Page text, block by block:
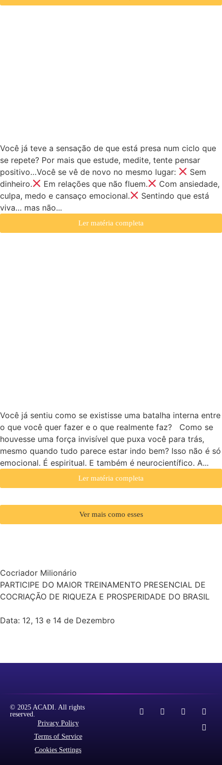
Você já teve a sensação de que está presa num ciclo que
se repete? Por mais que estude, medite, tente pensar
positivo…Você se vê de novo no mesmo lugar:
Sem
dinheiro.
Em relações que não fluem.
Com ansiedade,
culpa, medo e cansaço emocional.
Sentindo que está
viva… mas não...
Ler matéria completa
Você já sentiu como se existisse uma batalha interna entre
o que você quer fazer e o que realmente faz? Como se
houvesse uma força invisível que puxa você para trás,
mesmo quando tudo parece estar indo bem? Isso não é só
emocional. É espiritual. E também é neurocientífico. A...
Ler matéria completa
Ver mais como esses
Cocriador Milionário
PARTICIPE DO MAIOR TREINAMENTO PRESENCIAL DE
COCRIAÇÃO DE RIQUEZA E PROSPERIDADE DO BRASIL
Data: 12, 13 e 14 de Dezembro
© 2025 ACADI. All rights
reserved.
Privacy Policy
Terms of Service
Cookies Settings